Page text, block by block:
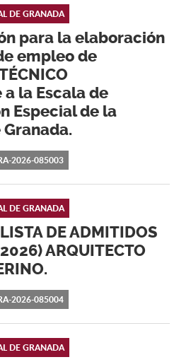
para la elaboración
empleo de
la Escala de
Especial de la
DE GRANADA
2026-085003
DE ADMITIDOS
ARQUITECTO
DE GRANADA
2026-085004
DE GRANADA